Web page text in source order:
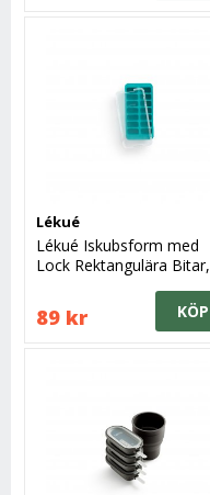
Lékué
Lékué Iskubsform med
Lock Rektangulära Bitar,
89 kr KÖP